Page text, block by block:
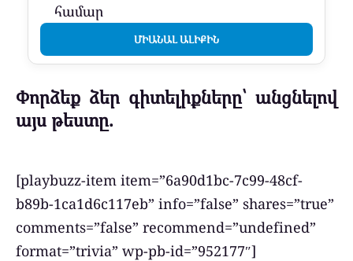
համար
ՄԻԱՆԱԼ ԱԼԻՔԻՆ
Փորձեք ձեր գիտելիքները՝ անցնելով
այս թեստը.
[playbuzz-item item=”6a90d1bc-7c99-48cf-
b89b-1ca1d6c117eb” info=”false” shares=”true”
comments=”false” recommend=”undefined”
format=”trivia” wp-pb-id=”952177″]